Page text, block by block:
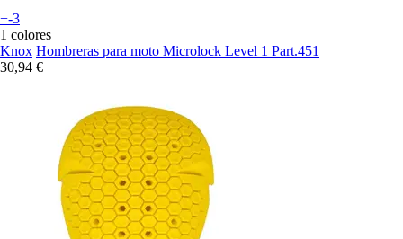
+-3
1 colores
Knox Hombreras para moto Microlock Level 1 Part.451
30,94 €